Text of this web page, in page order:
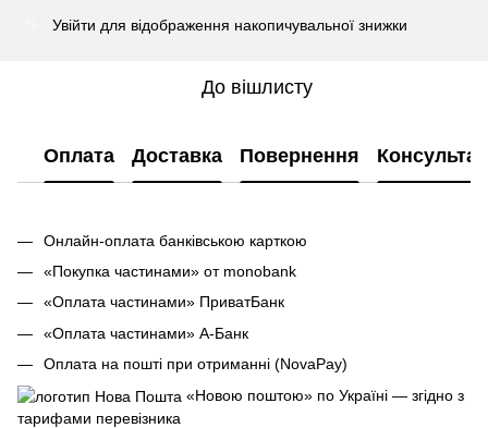
Увійти для відображення накопичувальної знижки
До вішлисту
Оплата Доставка Повернення
Онлайн-оплата банківською карткою
«Покупка частинами» от monobank
«Оплата частинами» ПриватБанк
«Оплата частинами» А-Банк
Оплата на пошті при отриманні (NovaPay)
«Новою поштою» по Україні — згідно з
тарифами перевізника